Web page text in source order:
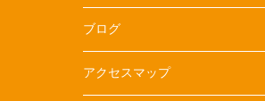
ブログ
アクセスマップ